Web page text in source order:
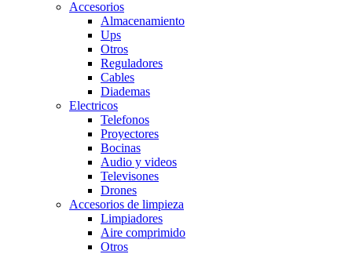
Accesorios
Almacenamiento
Ups
Otros
Reguladores
Cables
Diademas
Electricos
Telefonos
Proyectores
Bocinas
Audio y videos
Televisones
Drones
Accesorios de limpieza
Limpiadores
Aire comprimido
Otros